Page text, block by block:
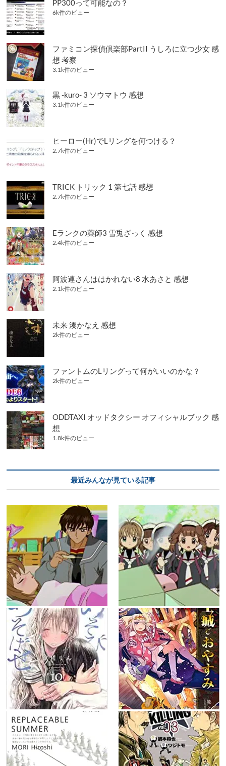
ョ
ン
PP300って可能なの？
6k件のビュー
ファミコン探偵倶楽部PartII うしろに立つ少女 感
想 考察
3.1k件のビュー
黒 -kuro- 3 ソウマトウ 感想
3.1k件のビュー
ヒーロー(Hr)でLリングを何つける？
2.7k件のビュー
TRICK トリック 1 第七話 感想
2.7k件のビュー
Eランクの薬師3 雪兎ざっく 感想
2.4k件のビュー
阿波連さんははかれない8 水あさと 感想
2.1k件のビュー
未来 湊かなえ 感想
2k件のビュー
ファントムのLリングって何がいいのかな？
2k件のビュー
ODDTAXI オッドタクシー オフィシャルブック 感
想
1.8k件のビュー
最近みんなが見ている記事